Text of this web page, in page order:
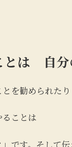
とは 自分
を勧められたり
ことは
です。そして伝